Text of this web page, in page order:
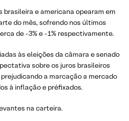
brasileira e americana opearam em
do mês, sofrendo nos últimos
de -3% e -1% respectivamente.
às eleições da câmara e senado
sobre os juros brasileiros
a marcação a mercado
à inflação e préfixados.
na carteira.